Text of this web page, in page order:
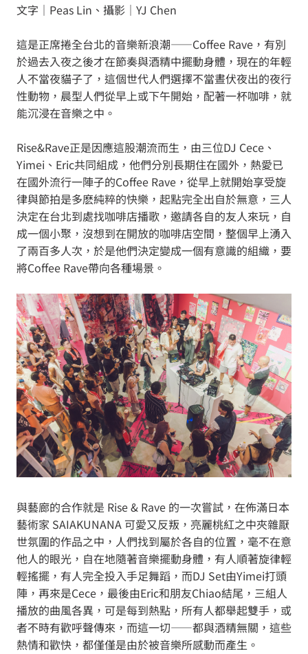
文字｜Peas Lin、攝影｜YJ Chen
這是正席捲全台北的音樂新浪潮——Coffee Rave，有別
於過去入夜之後才在節奏與酒精中擺動身體，現在的年輕
人不當夜貓子了，這個世代人們選擇不當晝伏夜出的夜行
性動物，晨型人們從早上或下午開始，配著一杯咖啡，就
能沉浸在音樂之中。
Rise&Rave正是因應這股潮流而生，由三位DJ Cece、
Yimei、Eric共同組成，他們分別長期住在國外，熱愛已
在國外流行一陣子的Coffee Rave，從早上就開始享受旋
律與節拍是多麽純粹的快樂，起點完全出自於無意，三人
決定在台北到處找咖啡店播歌，邀請各自的友人來玩，自
成一個小聚，沒想到在開放的咖啡店空間，整個早上湧入
了兩百多人次，於是他們決定變成一個有意識的組織，要
將Coffee Rave帶向各種場景。
與藝廊的合作就是 Rise & Rave 的一次嘗試，在佈滿日本
藝術家 SAIAKUNANA 可愛又反叛，亮麗桃紅之中夾雜厭
世氛圍的作品之中，人們找到屬於各自的位置，毫不在意
他人的眼光，自在地隨著音樂擺動身體，有人順著旋律輕
輕搖擺，有人完全投入手足舞蹈，而DJ Set由Yimei打頭
陣，再來是Cece，最後由Eric和朋友Chiao結尾，三組人
播放的曲風各異，可是每到熱點，所有人都舉起雙手，或
者不時有歡呼聲傳來，而這一切——都與酒精無關，這些
熱情和歡快，都僅僅是由於被音樂所感動而產生。